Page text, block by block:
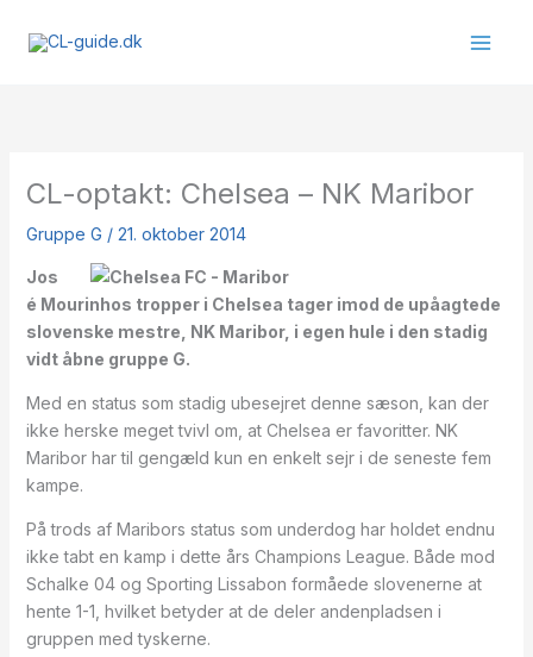
CL-optakt: Chelsea – NK Maribor
Gruppe G / 21. oktober 2014
Jos
é Mourinhos tropper i Chelsea tager imod de upåagtede
slovenske mestre, NK Maribor, i egen hule i den stadig
vidt åbne gruppe G.
Med en status som stadig ubesejret denne sæson, kan der
ikke herske meget tvivl om, at Chelsea er favoritter. NK
Maribor har til gengæld kun en enkelt sejr i de seneste fem
kampe.
På trods af Maribors status som underdog har holdet endnu
ikke tabt en kamp i dette års Champions League. Både mod
Schalke 04 og Sporting Lissabon formåede slovenerne at
hente 1-1, hvilket betyder at de deler andenpladsen i
gruppen med tyskerne.